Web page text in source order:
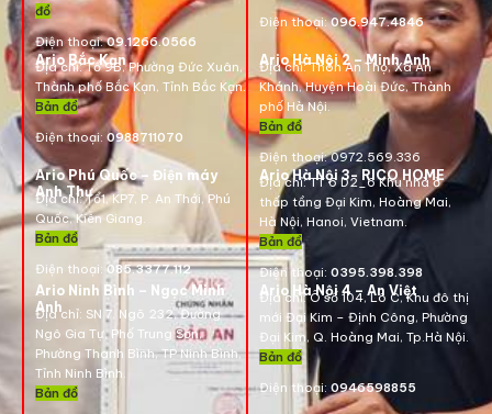
đồ
Điện thoại:09.1266.0566
Điện thoại:096.947.4846
Ario Bắc Kạn
Địa chỉ:Tổ 9B, Phường Đức Xuân,
Thành phố Bắc Kạn, Tỉnh Bắc Kạn.
Bản đồ
Điện thoại: 0988711070
Ario Hà Nội 2 – Minh Anh
Địa chỉ:Thôn An Thọ, Xã An
Khánh, Huyện Hoài Đức, Thành
phố Hà Nội.
Bản đồ
Điện thoại:0972.569.336
Ario Phú Quốc – Điện máy
Anh Thư
Địa chỉ:Tổ1, KP7, P. An Thới, Phú
Quốc, Kiên Giang.
Bản đồ
Điện thoại: 085.3377.112
Ario Hà Nội 3- RICO HOME
Địa chỉ: TT 6 D2_6 Khu nhà ở
thấp tầng Đại Kim, Hoàng Mai,
Hà Nội, Hanoi, Vietnam
Bản đồ
Điện thoại: 0395.398.398
Ario Ninh Bình – Ngọc Minh
Anh
Địa chỉ: SN 7, Ngõ 232, Đường
Ngô Gia Tự, Phố Trung Sơn,
Phường Thanh Bình, TP Ninh Bình,
Tỉnh Ninh Bình.
Bản đồ
Ario Hà Nội 4 – An Việt
Địa chỉ:Ô số 104, Lô C, Khu đô thị
mới Đại Kim – Định Công, Phường
Đại Kim, Q. Hoàng Mai, Tp.Hà Nội.
Bản đồ
Điện thoại: 0946598855